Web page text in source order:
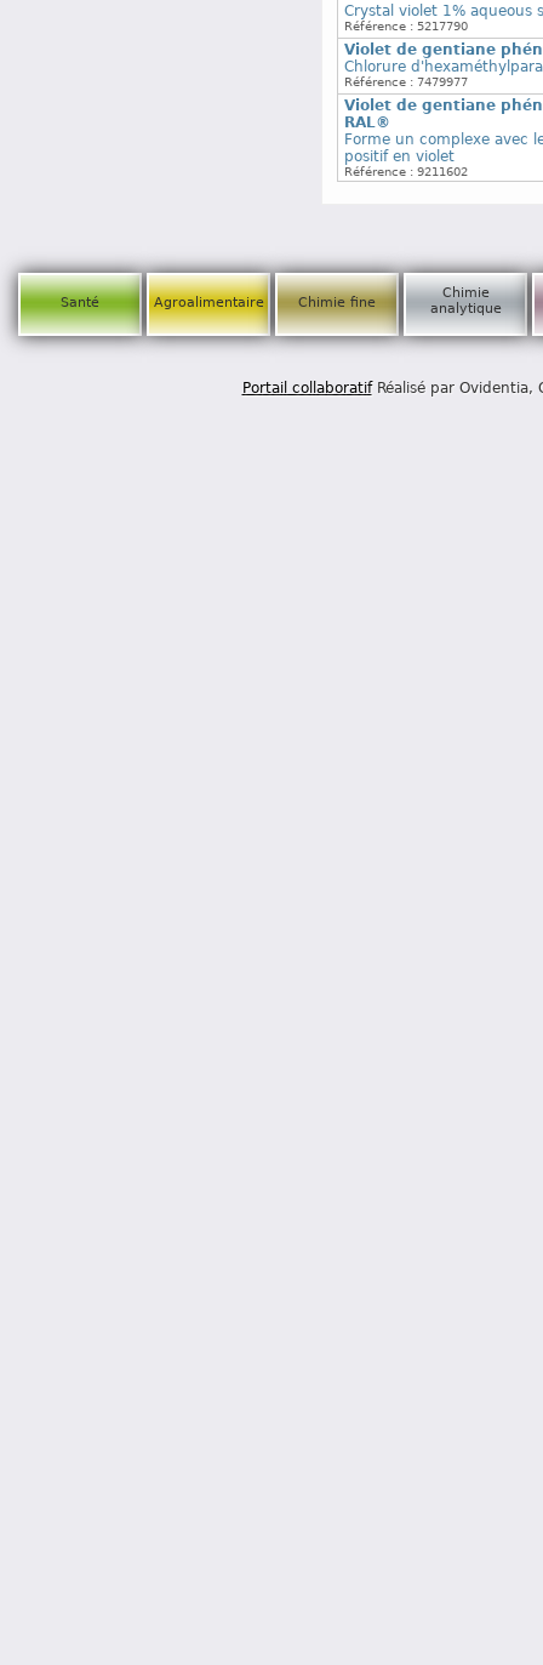
Crystal violet 1% aqueous
Référence : 5217790
Violet de gentiane
Chlorure
Référence : 7479977
Violet de gentiane
RAL®
Forme un complexe avec
positif en violet
Référence : 9211602
Santé Agroalimentaire Chimie fine
Chimie
analytique
Portail collaboratifRéalisé par Ovidentia,